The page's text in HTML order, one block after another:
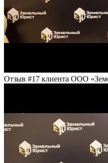
Отзыв #17 клиента ООО